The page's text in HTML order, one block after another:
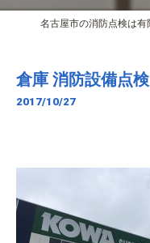
倉庫 消防設備点検
2017/10/27